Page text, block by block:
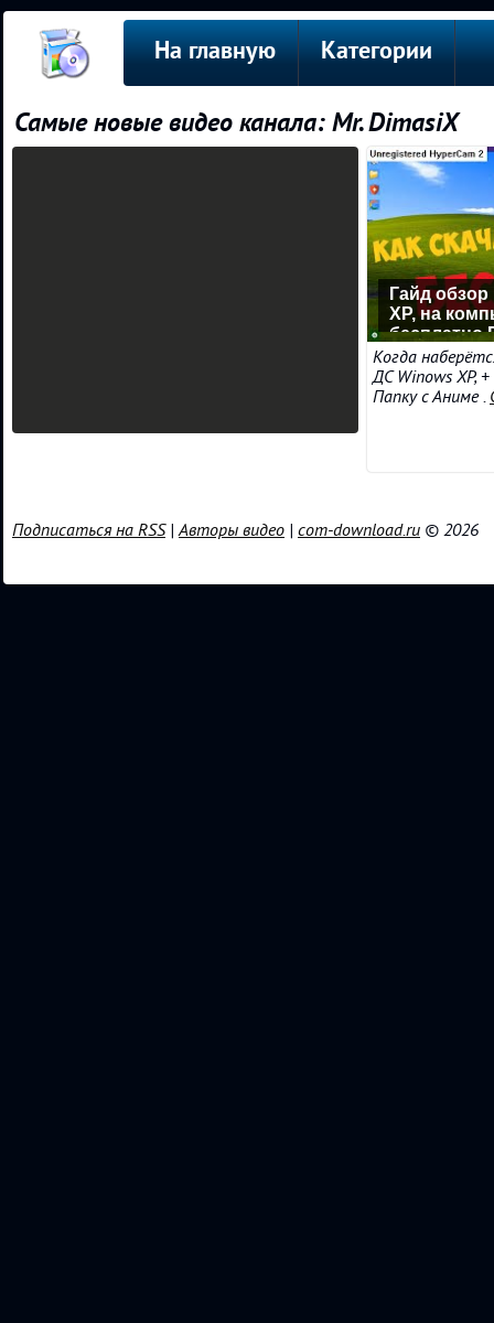
На главную Категории
Самые новые видео канала: Mr. DimasiX
Гайд обзор
XP, на
бесплатно
7,84 mb
Когда
ДС Winows XP,
Папку с Аниме .
Подписаться на RSS|Авторы видео | com-download.ru © 2026